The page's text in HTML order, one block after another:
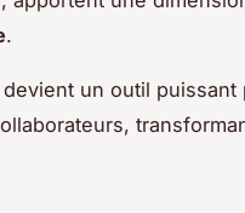
.
un outil